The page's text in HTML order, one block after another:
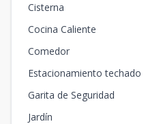
Cisterna
Cocina Caliente
Comedor
Estacionamiento techado
Garita de Seguridad
Jardín